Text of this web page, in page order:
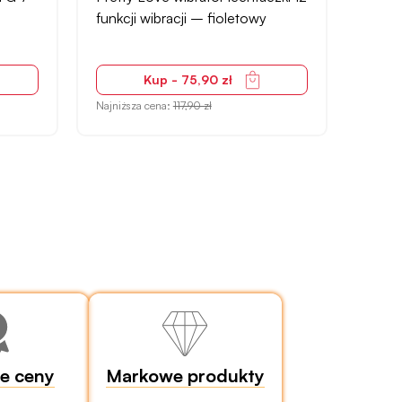
trybów wibracji – czarny matowy
Kup - 247,91 zł
Najniższa cena:347,90 zł
ceny Markowe produkty